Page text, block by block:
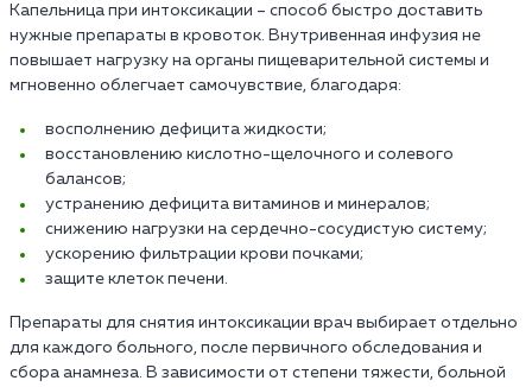
Капельница при интоксикации – способ быстро доставить
нужные препараты в кровоток. Внутривенная инфузия не
повышает нагрузку на органы пищеварительной системы и
мгновенно облегчает самочувствие, благодаря:
восполнению дефицита жидкости;
восстановлению кислотно-щелочного и солевого
балансов;
устранению дефицита витаминов и минералов;
снижению нагрузки на сердечно-сосудистую систему;
ускорению фильтрации крови почками;
защите клеток печени.
Препараты для снятия интоксикации врач выбирает отдельно
для каждого больного, после первичного обследования и
сбора анамнеза. В зависимости от степени тяжести, больной